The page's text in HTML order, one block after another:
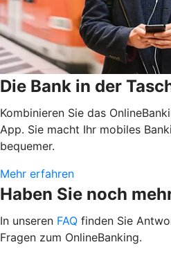
Die Bank in der
Kombinieren Sie das
App. Sie macht Ihr mobiles
bequemer.
Mehr erfahren
Haben Sie noch
In unseren FAQ finden Sie
Fragen zum OnlineBanking.